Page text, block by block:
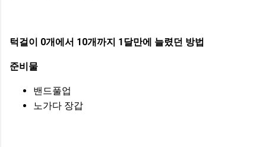
턱걸이 0개에서 10개까지 1달만에 늘렸던 방법
준비물
밴드풀업
노가다 장갑